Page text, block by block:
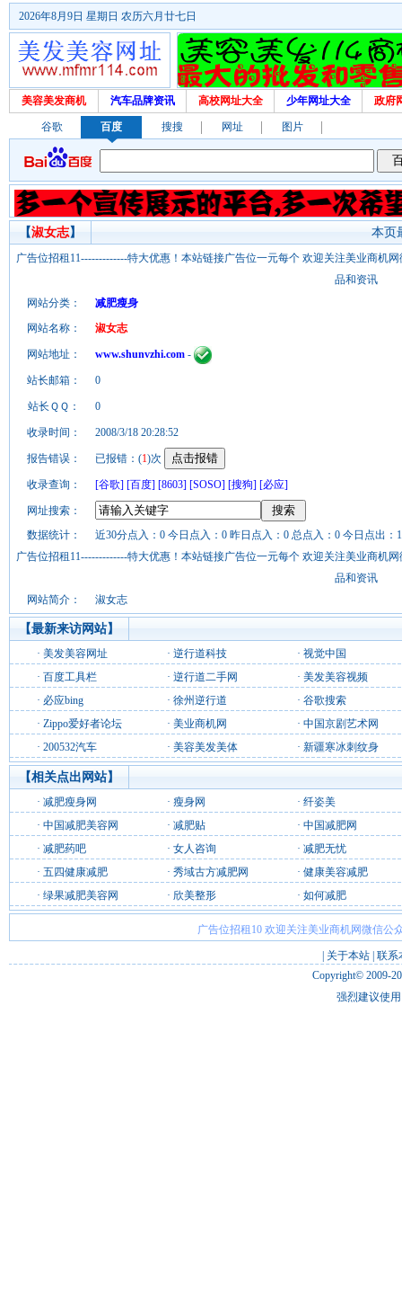
2026年8月9日 星期日 农历六月廿七日
美容美发商机 汽车品牌资讯 高校网址大全 少年网址大全 政府
谷歌 百度 搜搜 网址 图片
本页
【淑女志】
广告位招租11-------------特大优惠！本站链接广告位一元每个 欢迎关注美业商机
品和资讯
网站分类：
减肥瘦身
网站名称：
淑女志
网站地址： www.shunvzhi.com -
站长邮箱： 0
站长ＱＱ： 0
收录时间： 2008/3/18 20:28:52
报告错误： 已报错：(1)次
收录查询： [谷歌] [百度] [8603] [SOSO] [搜狗] [必应]
网址搜索：
数据统计：
近30分点入：0 今日点入：0 昨日点入：0 总点入：0 今日点出：
广告位招租11-------------特大优惠！本站链接广告位一元每个 欢迎关注美业商机
品和资讯
网站简介：
淑女志
【最新来访网站】
· 美发美容网址 · 逆行道科技 · 视觉中国
· 百度工具栏 · 逆行道二手网 · 美发美容视频
· 必应bing · 徐州逆行道 · 谷歌搜索
· Zippo爱好者论坛 · 美业商机网 · 中国京剧艺术网
· 200532汽车 · 美容美发美体 · 新疆寒冰刺纹身
【相关点出网站】
· 减肥瘦身网 · 瘦身网 · 纤姿美
· 中国减肥美容网 · 减肥贴 · 中国减肥网
· 减肥药吧 · 女人咨询 · 减肥无忧
· 五四健康减肥 · 秀域古方减肥网 · 健康美容减肥
· 绿果减肥美容网 · 欣美整形 · 如何减肥
广告位招租10 欢迎关注美业商机网微信公
关于本站 联系
Copyright© 2009-
强烈建议使